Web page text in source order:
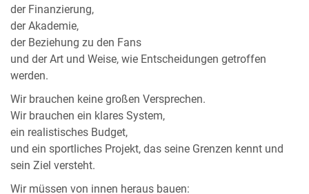
der Finanzierung,
der Akademie,
der Beziehung zu den Fans
und der Art und Weise, wie Entscheidungen getroffen
werden.
Wir brauchen keine großen Versprechen.
Wir brauchen ein klares System,
ein realistisches Budget,
und ein sportliches Projekt, das seine Grenzen kennt und
sein Ziel versteht.
Wir müssen von innen heraus bauen: